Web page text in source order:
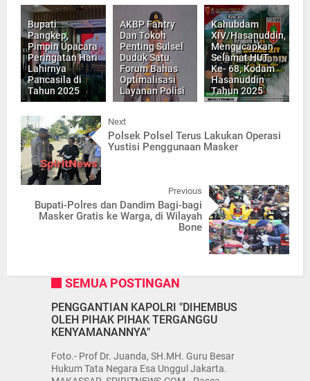
Bupati
Pangkep,
Pimpin Upacara
Peringatan Hari
Lahirnya
Pancasila di
Tahun 2025
AKBP Fantry
Dan Tokoh
Penting Sulsel
Duduk Satu
Forum Bahas
Optimalisasi
Layanan Polisi
Kahubdam
XIV/Hasanuddin,
Mengucapkan
Selamat HUT
Ke- 68, Kodam
Hasanuddin
Tahun 2025
Next
Polsek Polsel Terus Lakukan Operasi
Yustisi Penggunaan Masker
Previous
Bupati-Polres dan Dandim Bagi-bagi
Masker Gratis ke Warga, di Wilayah
Bone
SEMUA POSTINGAN
PENGGANTIAN KAPOLRI "DIHEMBUS
OLEH PIHAK PIHAK TERGANGGU
KENYAMANANNYA"
Foto.- Prof Dr. Juanda, SH.MH. Guru Besar
Hukum Tata Negara Esa Unggul Jakarta.